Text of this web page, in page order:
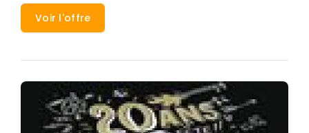
Voir l'offre